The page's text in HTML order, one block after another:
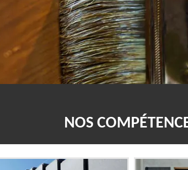
NOS